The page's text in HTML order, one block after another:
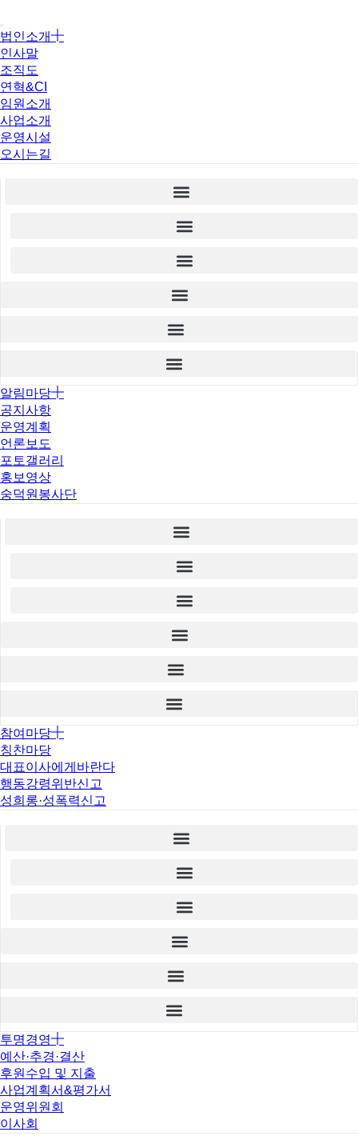
츠
로
건
너
뛰
기
법인소개
인사말
조직도
연혁&CI
임원소개
사업소개
운영시설
오시는길
알림마당
공지사항
운영계획
언론보도
포토갤러리
홍보영상
숭덕원봉사단
참여마당
칭찬마당
대표이사에게바란다
행동강령위반신고
성희롱·성폭력신고
투명경영
예산·추경·결산
후원수입 및 지출
사업계획서&평가서
운영위원회
이사회